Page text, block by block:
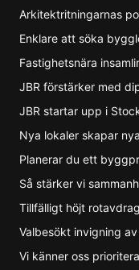
Arkitektritningarnas
Enklare att söka
Fastighetsnära
JBR förstärker med
JBR startar upp i
Nya lokaler skapar
Planerar du ett
Så stärker vi
Tillfälligt höjt rotavdrag
Valbesökt invigning
Vi känner oss